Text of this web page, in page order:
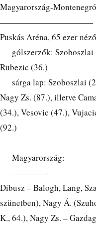
Magyarország-
———————————
Puskás Aréna, 65 ezer
gólszerzők: Szoboszlai
Rubezic (36.)
sárga lap: Szoboszlai
Nagy Zs. (87.), illetve
(34.), Vesovic (47.),
(92.)
Magyarország:
————-
Dibusz – Balogh, Lang,
szünetben), Nagy Á.
K., 64.), Nagy Zs. –